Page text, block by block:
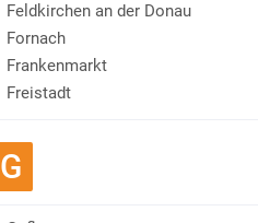
Feldkirchen an der Donau
Fornach
Frankenmarkt
Freistadt
G